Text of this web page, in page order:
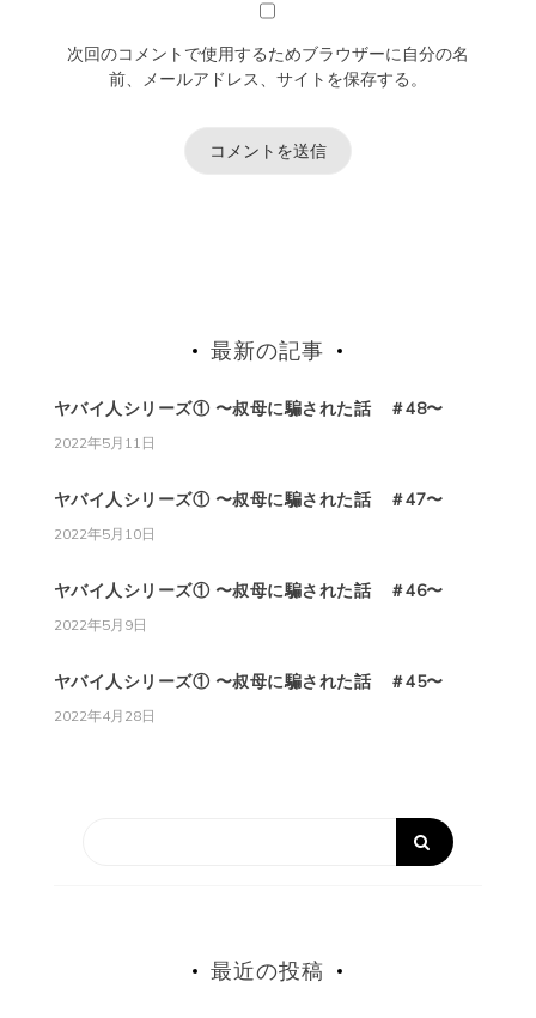
次回のコメントで使用するためブラウザーに自分の名
前、メールアドレス、サイトを保存する。
最新の記事
ヤバイ人シリーズ① 〜叔母に騙された話 ＃48〜
2022年5月11日
ヤバイ人シリーズ① 〜叔母に騙された話 ＃47〜
2022年5月10日
ヤバイ人シリーズ① 〜叔母に騙された話 ＃46〜
2022年5月9日
ヤバイ人シリーズ① 〜叔母に騙された話 ＃45〜
2022年4月28日
最近の投稿